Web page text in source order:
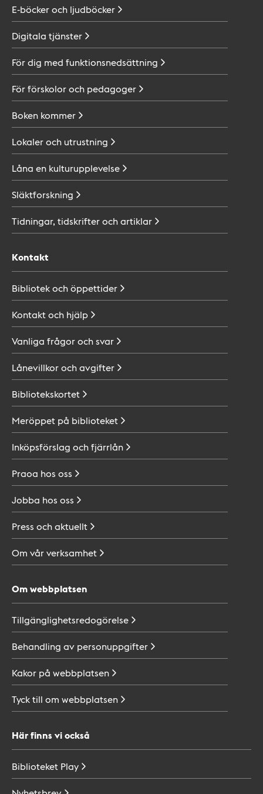
E-böcker och ljudböcker
Digitala tjänster
För dig med funktionsnedsättning
För förskolor och pedagoger
Boken kommer
Lokaler och utrustning
Låna en kulturupplevelse
Släktforskning
Tidningar, tidskrifter ochartiklar
Kontakt
Bibliotek ochöppettider
Kontakt och hjälp
Vanliga frågor ochsvar
Lånevillkor ochavgifter
Bibliotekskortet
Meröppet på biblioteket
Inköpsförslag ochfjärrlån
Praoa hos oss
Jobba hos oss
Press ochaktuellt
Om vårverksamhet
Om webbplatsen
Tillgänglighetsredogörelse
Behandling av personuppgifter
Kakor på webbplatsen
Tyck till om webbplatsen
Här finns vi också
Biblioteket Play